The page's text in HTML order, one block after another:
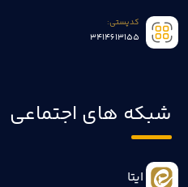
کدپستی:
3414613155
شبکه های اجتماعی
ایتا